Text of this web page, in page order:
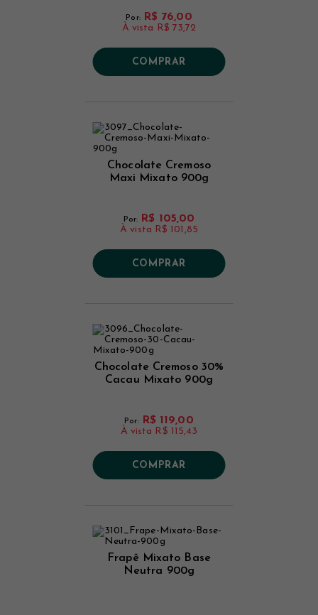
Por: R$ 76,00
À vista R$ 73,72
COMPRAR
Chocolate Cremoso
Maxi Mixato 900g
Por: R$ 105,00
À vista R$ 101,85
COMPRAR
Chocolate Cremoso 30%
Cacau Mixato 900g
Por: R$ 119,00
À vista R$ 115,43
COMPRAR
Frapê Mixato Base
Neutra 900g